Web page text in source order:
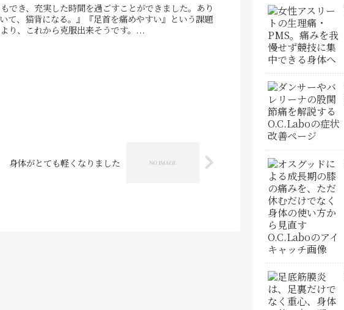
でき、充実した時間を過ごすことができました。あり
て、猫背になる。』『足首を痛めやすい』という課題
り、これから克服出来そうです。...
身体がとても軽くなりました